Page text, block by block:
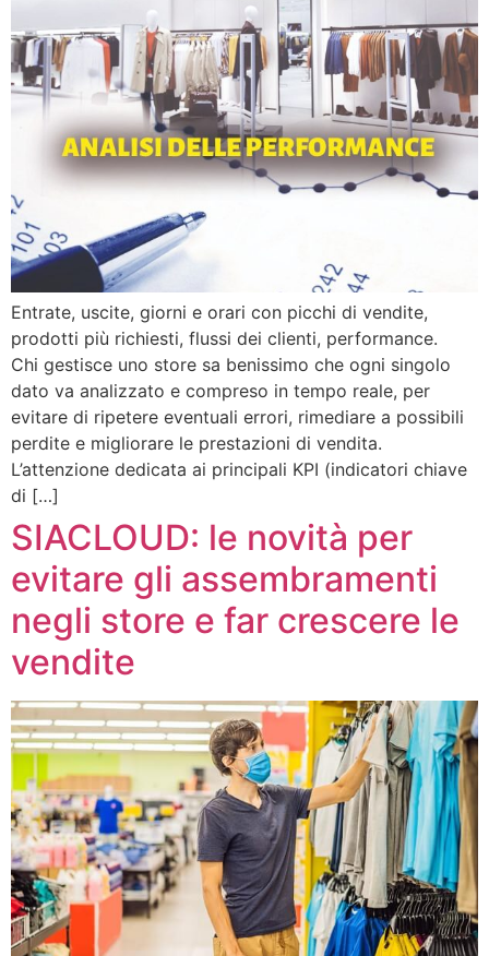
Entrate, uscite, giorni e orari con picchi di vendite,
prodotti più richiesti, flussi dei clienti, performance.
Chi gestisce uno store sa benissimo che ogni singolo
dato va analizzato e compreso in tempo reale, per
evitare di ripetere eventuali errori, rimediare a possibili
perdite e migliorare le prestazioni di vendita.
L’attenzione dedicata ai principali KPI (indicatori chiave
di […]
SIACLOUD: le novità per
evitare gli assembramenti
negli store e far crescere le
vendite